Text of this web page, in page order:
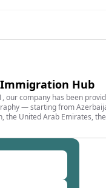
Hub
our company has been
— starting from
the United Arab Emirates,